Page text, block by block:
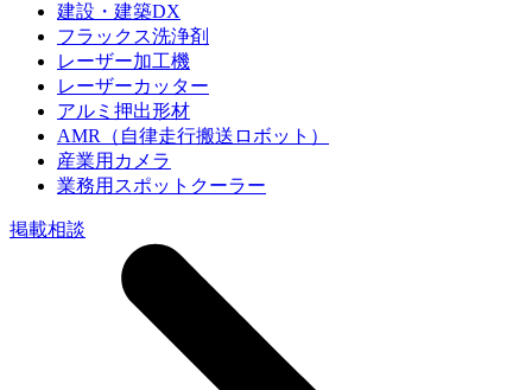
建設・建築DX
フラックス洗浄剤
レーザー加工機
レーザーカッター
アルミ押出形材
AMR（自律走行搬送ロボット）
産業用カメラ
業務用スポットクーラー
掲載相談